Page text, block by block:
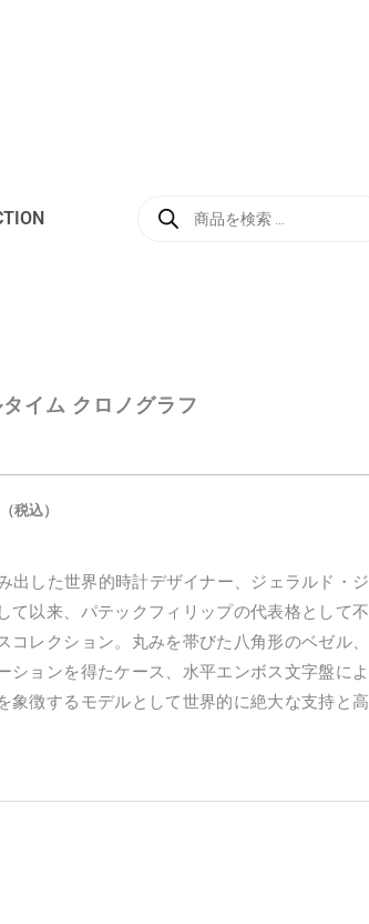
イム クロノグラフ
（税込）
出した世界的時計デザイナー、ジェラルド・ジ
て以来、パテックフィリップの代表格として不
コレクション。丸みを帯びた八角形のベゼル、
ションを得たケース、水平エンボス文字盤によ
象徴するモデルとして世界的に絶大な支持と高